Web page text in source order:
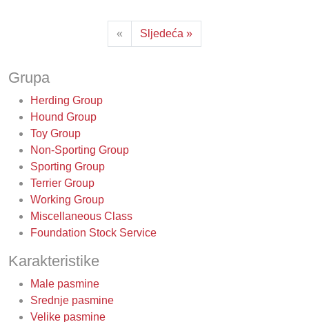
« Sljedeća »
Grupa
Herding Group
Hound Group
Toy Group
Non-Sporting Group
Sporting Group
Terrier Group
Working Group
Miscellaneous Class
Foundation Stock Service
Karakteristike
Male pasmine
Srednje pasmine
Velike pasmine